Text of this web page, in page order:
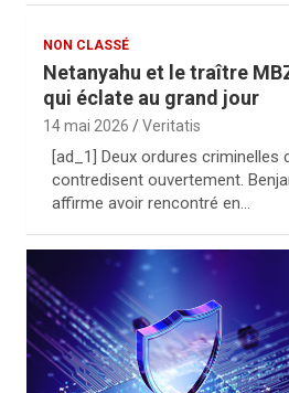
NON CLASSÉ
Netanyahu et le traître
qui éclate au grand jour
14 mai 2026 Veritatis
[ad_1] Deux ordures criminelles
contredisent ouvertement.
affirme avoir rencontré en…